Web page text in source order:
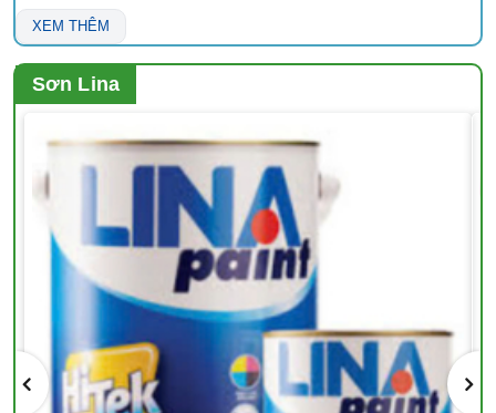
XEM THÊM
Sơn Lina